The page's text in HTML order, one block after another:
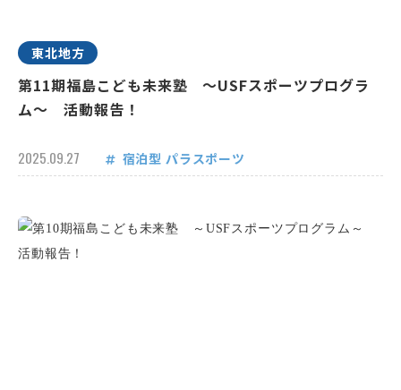
東北地方
第11期福島こども未来塾 ～USFスポーツプログラ
ム～ 活動報告！
2025.09.27 宿泊型 パラスポーツ